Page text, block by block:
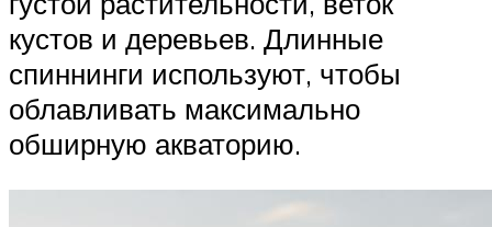
кустов и деревьев. Длинные
спиннинги используют, чтобы
облавливать максимально
обширную акваторию.